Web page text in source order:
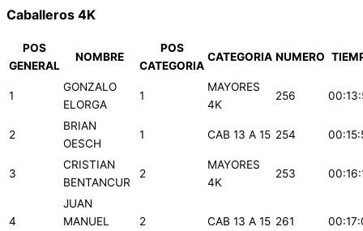
Caballeros 4K
POS
GENERAL
NOMBRE
POS
CATEGORIA
CATEGORIA NUMERO
1
GONZALO
ELORGA
1
MAYORES
4K
256
2
BRIAN
OESCH
1 CAB 13 A 15 254
3
CRISTIAN
BENTANCUR
2
MAYORES
4K
253
4
JUAN
MANUEL
2 CAB 13 A 15 261